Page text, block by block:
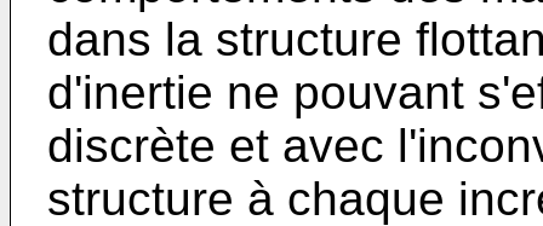
dans la structure
d'inertie ne pouvant
discrète et avec
structure à chaque